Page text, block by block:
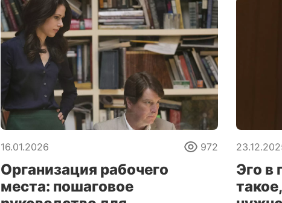
16.01.2026 972
Организация рабочего
места: пошаговое
Эго в